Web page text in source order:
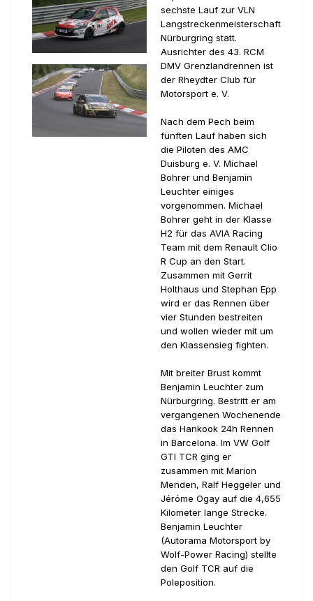
sechste Lauf zur VLN
Langstreckenmeisterschaft
Nürburgring statt.
Ausrichter des 43. RCM
DMV Grenzlandrennen ist
der Rheydter Club für
Motorsport e. V.
Nach dem Pech beim
fünften Lauf haben sich
die Piloten des AMC
Duisburg e. V. Michael
Bohrer und Benjamin
Leuchter einiges
vorgenommen. Michael
Bohrer geht in der Klasse
H2 für das AVIA Racing
Team mit dem Renault Clio
R Cup an den Start.
Zusammen mit Gerrit
Holthaus und Stephan Epp
wird er das Rennen über
vier Stunden bestreiten
und wollen wieder mit um
den Klassensieg fighten.
Mit breiter Brust kommt
Benjamin Leuchter zum
Nürburgring. Bestritt er am
vergangenen Wochenende
das Hankook 24h Rennen
in Barcelona. Im VW Golf
GTI TCR ging er
zusammen mit Marion
Menden, Ralf Heggeler und
Jéróme Ogay auf die 4,655
Kilometer lange Strecke.
Benjamin Leuchter
(Autorama Motorsport by
Wolf-Power Racing) stellte
den Golf TCR auf die
Poleposition.